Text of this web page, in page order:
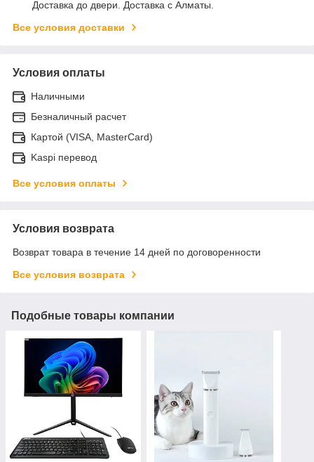
Доставка до двери. Доставка с Алматы.
Все условия доставки
Условия оплаты
Наличными
Безналичный расчет
Картой (VISA, MasterCard)
Kaspi перевод
Все условия оплаты
Условия возврата
Возврат товара в течение 14 дней по договоренности
Все условия возврата
Подобные товары компании